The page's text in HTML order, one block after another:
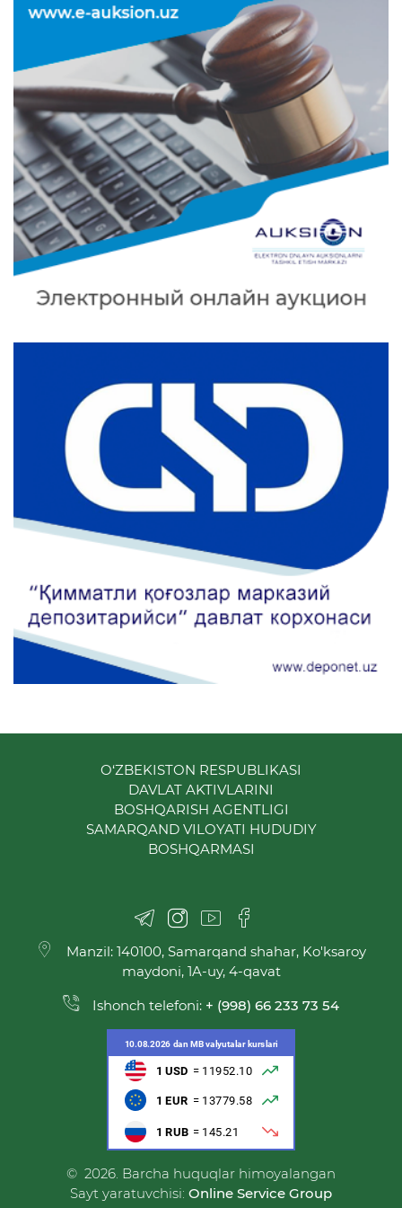
O‘ZBEKISTON RESPUBLIKASI
DAVLAT AKTIVLARINI
BOSHQARISH AGENTLIGI
SAMARQAND VILOYATI HUDUDIY
BOSHQARMASI
Manzil: 140100, Samarqand shahar, Ko'ksaroy
maydoni, 1A-uy, 4-qavat
Ishonch telefoni: + (998) 66 233 73 54
© 2026. Barcha huquqlar himoyalangan
Sayt yaratuvchisi: Online Service Group